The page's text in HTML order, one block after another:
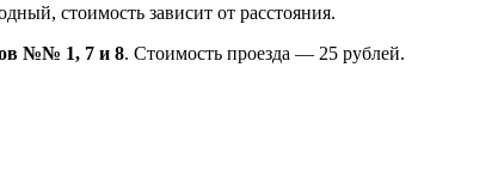
стоимость зависит от расстояния.
№№ 1, 7 и 8. Стоимость проезда — 25 рублей.